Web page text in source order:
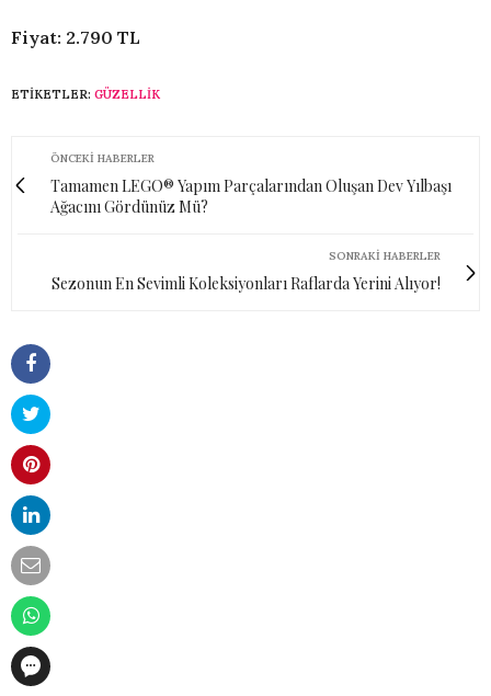
Fiyat: 2.790 TL
ETIKETLER: GÜZELLIK
ÖNCEKI HABERLER
Tamamen LEGO® Yapım Parçalarından Oluşan Dev Yılbaşı
Ağacını Gördünüz Mü?
SONRAKI HABERLER
Sezonun En Sevimli Koleksiyonları Raflarda Yerini Alıyor!